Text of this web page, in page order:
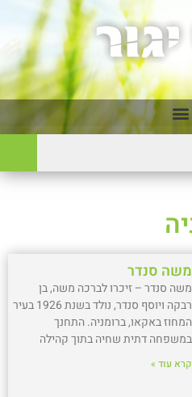
משה סנדר
משה סנדר – זיכרו לברכה משה, בן
רבקה ויוסף סנדר, נולד בשנת 1926 בעיר
המחוז באקאו, ברומניה. התחנך
במשפחה דתית שחיה בתוך קהילה
קרא עוד »